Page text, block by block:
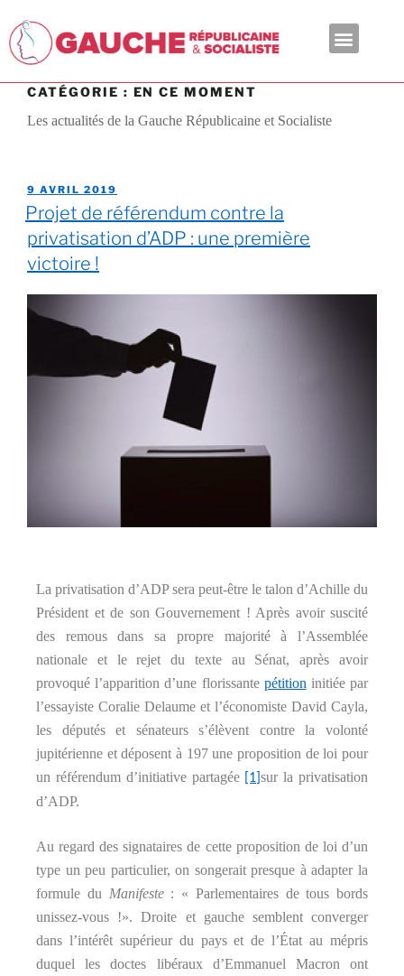
CATÉGORIE : EN CE MOMENT
Les actualités de la Gauche Républicaine et Socialiste
9 AVRIL 2019
Projet de référendum contre la
privatisation d’ADP : une première
victoire !
La privatisation d’ADP sera peut-être le talon d’Achille du
Président et de son Gouvernement ! Après avoir suscité
des remous dans sa propre majorité à l’Assemblée
nationale et le rejet du texte au Sénat, après avoir
provoqué l’apparition d’une florissante pétitioninitiée par
l’essayiste Coralie Delaume et l’économiste David Cayla,
les députés et sénateurs s’élèvent contre la volonté
jupitérienne et déposent à 197 une proposition de loi pour
un référendum d’initiative partagée
[1]sur la privatisation
d’ADP.
Au regard des signataires de cette proposition de loi d’un
type un peu particulier, on songerait presque à adapter la
formule du Manifeste : « Parlementaires de tous bords
unissez-vous !». Droite et gauche semblent converger
dans l’intérêt supérieur du pays et de l’État au mépris
duquel les doctes libéraux d’Emmanuel Macron ont